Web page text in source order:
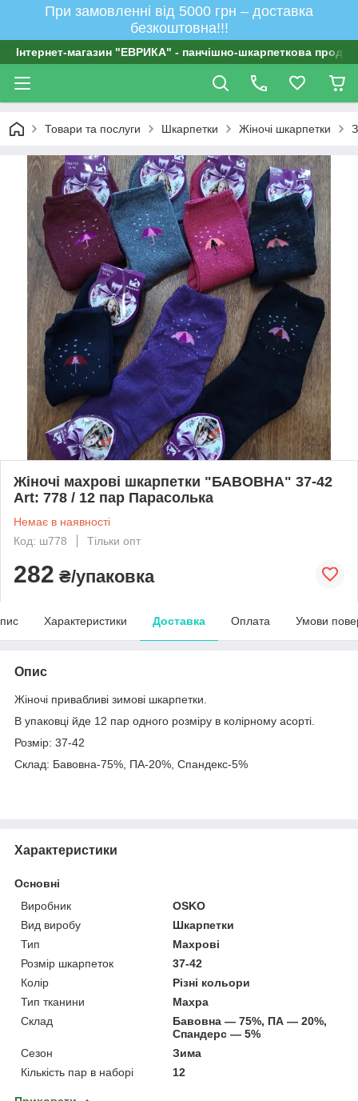
При замовленні від 5000 грн – доставка
безкоштовна!!!
Інтернет-магазин "ЕВРИКА" - панчішно-шкарпеткова
Товари та послуги Шкарпетки Жіночі шкарпетки
Жіночі махрові шкарпетки "БАВОВНА" 37-42
Art: 778 / 12 пар Парасолька
Немає в наявності
Код: ш778
Тільки опт
282 ₴/упаковка
Характеристики Доставка Оплата Умови
Опис
Жіночі привабливі зимові шкарпетки.
В упаковці йде 12 пар одного розміру в колірному асорті.
Розмір: 37-42
Склад: Бавовна-75%, ПА-20%, Спандекс-5%
Характеристики
Основні
Виробник
OSKO
Вид виробу
Шкарпетки
Тип
Махрові
Розмір шкарпеток
37-42
Колір
Різні кольори
Тип тканини
Махра
Склад
Бавовна — 75%, ПА — 20%,
Спандерс — 5%
Сезон
Зима
Кількість пар в наборі
12